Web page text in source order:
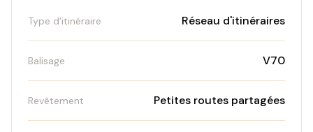
Type d'itinéraire Réseau d'itinéraires
Balisage V70
Revêtement Petites routes partagées